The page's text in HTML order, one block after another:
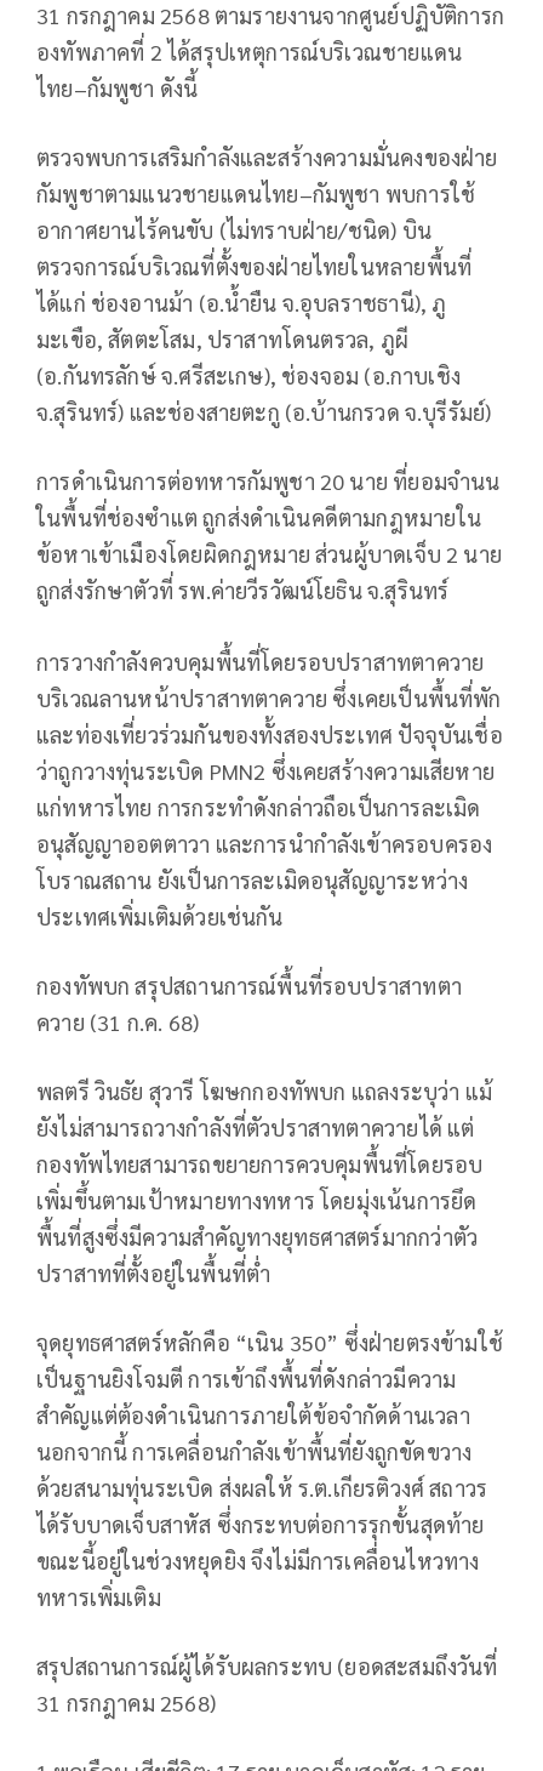
31 กรกฎาคม 2568 ตามรายงานจากศูนย์ปฏิบัติการก
องทัพภาคที่ 2 ได้สรุปเหตุการณ์บริเวณชายแดน
ไทย–กัมพูชา ดังนี้
ตรวจพบการเสริมกำลังและสร้างความมั่นคงของฝ่าย
กัมพูชาตามแนวชายแดนไทย–กัมพูชา พบการใช้
อากาศยานไร้คนขับ (ไม่ทราบฝ่าย/ชนิด) บิน
ตรวจการณ์บริเวณที่ตั้งของฝ่ายไทยในหลายพื้นที่
ได้แก่ ช่องอานม้า (อ.น้ำยืน จ.อุบลราชธานี), ภู
มะเขือ, สัตตะโสม, ปราสาทโดนตรวล, ภูผี
(อ.กันทรลักษ์ จ.ศรีสะเกษ), ช่องจอม (อ.กาบเชิง
จ.สุรินทร์) และช่องสายตะกู (อ.บ้านกรวด จ.บุรีรัมย์)
การดำเนินการต่อทหารกัมพูชา 20 นาย ที่ยอมจำนน
ในพื้นที่ช่องซำแต ถูกส่งดำเนินคดีตามกฎหมายใน
ข้อหาเข้าเมืองโดยผิดกฎหมาย ส่วนผู้บาดเจ็บ 2 นาย
ถูกส่งรักษาตัวที่ รพ.ค่ายวีรวัฒน์โยธิน จ.สุรินทร์
การวางกำลังควบคุมพื้นที่โดยรอบปราสาทตาควาย
บริเวณลานหน้าปราสาทตาควาย ซึ่งเคยเป็นพื้นที่พัก
และท่องเที่ยวร่วมกันของทั้งสองประเทศ ปัจจุบันเชื่อ
ว่าถูกวางทุ่นระเบิด PMN2 ซึ่งเคยสร้างความเสียหาย
แก่ทหารไทย การกระทำดังกล่าวถือเป็นการละเมิด
อนุสัญญาออตตาวา และการนำกำลังเข้าครอบครอง
โบราณสถาน ยังเป็นการละเมิดอนุสัญญาระหว่าง
ประเทศเพิ่มเติมด้วยเช่นกัน
กองทัพบก สรุปสถานการณ์พื้นที่รอบปราสาทตา
ควาย (31 ก.ค. 68)
พลตรี วินธัย สุวารี โฆษกกองทัพบก แถลงระบุว่า แม้
ยังไม่สามารถวางกำลังที่ตัวปราสาทตาควายได้ แต่
กองทัพไทยสามารถขยายการควบคุมพื้นที่โดยรอบ
เพิ่มขึ้นตามเป้าหมายทางทหาร โดยมุ่งเน้นการยึด
พื้นที่สูงซึ่งมีความสำคัญทางยุทธศาสตร์มากกว่าตัว
ปราสาทที่ตั้งอยู่ในพื้นที่ต่ำ
จุดยุทธศาสตร์หลักคือ “เนิน 350” ซึ่งฝ่ายตรงข้ามใช้
เป็นฐานยิงโจมตี การเข้าถึงพื้นที่ดังกล่าวมีความ
สำคัญแต่ต้องดำเนินการภายใต้ข้อจำกัดด้านเวลา
นอกจากนี้ การเคลื่อนกำลังเข้าพื้นที่ยังถูกขัดขวาง
ด้วยสนามทุ่นระเบิด ส่งผลให้ ร.ต.เกียรติวงศ์ สถาวร
ได้รับบาดเจ็บสาหัส ซึ่งกระทบต่อการรุกขั้นสุดท้าย
ขณะนี้อยู่ในช่วงหยุดยิง จึงไม่มีการเคลื่อนไหวทาง
ทหารเพิ่มเติม
สรุปสถานการณ์ผู้ได้รับผลกระทบ (ยอดสะสมถึงวันที่
31 กรกฎาคม 2568)